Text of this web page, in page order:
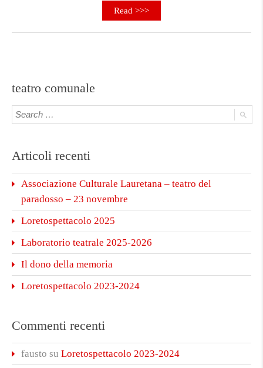
Read >>>
teatro comunale
Articoli recenti
Associazione Culturale Lauretana – teatro del
paradosso – 23 novembre
Loretospettacolo 2025
Laboratorio teatrale 2025-2026
Il dono della memoria
Loretospettacolo 2023-2024
Commenti recenti
fausto su Loretospettacolo 2023-2024